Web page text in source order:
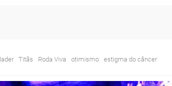
Titãs Roda Viva otimismo estigma do câncer